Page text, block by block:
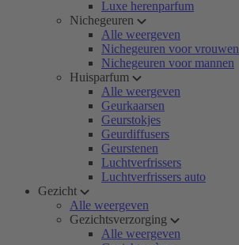
Luxe herenparfum
Nichegeuren
Alle weergeven
Nichegeuren voor vrouwen
Nichegeuren voor mannen
Huisparfum
Alle weergeven
Geurkaarsen
Geurstokjes
Geurdiffusers
Geurstenen
Luchtverfrissers
Luchtverfrissers auto
Gezicht
Alle weergeven
Gezichtsverzorging
Alle weergeven